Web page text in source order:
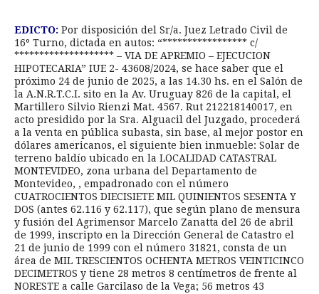
EDICTO: Por disposición del Sr/a. Juez Letrado Civil de
16º Turno, dictada en autos: “***************** c/
******************** – VIA DE APREMIO – EJECUCION
HIPOTECARIA” IUE 2- 43608/2024, se hace saber que el
próximo 24 de junio de 2025, a las 14.30 hs. en el Salón de
la A.N.R.T.C.I. sito en la Av. Uruguay 826 de la capital, el
Martillero Silvio Rienzi Mat. 4567. Rut 212218140017, en
acto presidido por la Sra. Alguacil del Juzgado, procederá
a la venta en pública subasta, sin base, al mejor postor en
dólares americanos, el siguiente bien inmueble: Solar de
terreno baldío ubicado en la LOCALIDAD CATASTRAL
MONTEVIDEO, zona urbana del Departamento de
Montevideo, , empadronado con el número
CUATROCIENTOS DIECISIETE MIL QUINIENTOS SESENTA Y
DOS (antes 62.116 y 62.117), que según plano de mensura
y fusión del Agrimensor Marcelo Zanatta del 26 de abril
de 1999, inscripto en la Dirección General de Catastro el
21 de junio de 1999 con el número 31821, consta de un
área de MIL TRESCIENTOS OCHENTA METROS VEINTICINCO
DECIMETROS y tiene 28 metros 8 centímetros de frente al
NORESTE a calle Garcilaso de la Vega; 56 metros 43